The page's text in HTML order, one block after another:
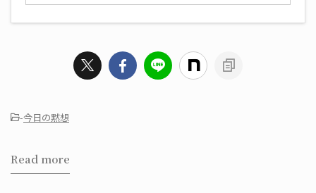
-今日の黙想
Read more